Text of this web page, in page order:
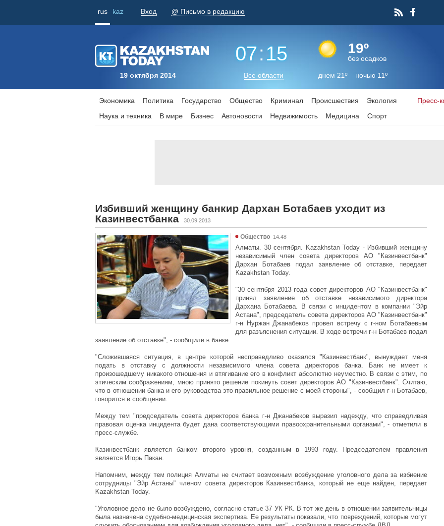
rus kaz Вход @ Письмо в редакцию
19 октября 2014
07: 15
Все области
19º
без осадков
днем 21º ночью 11º
Экономика Политика Государство Общество Криминал Происшествия
Экология
Наука и техника
В мире Бизнес Aвтоновости Недвижимость Медицина Спорт
Пресс-
Избивший женщину банкир Дархан Ботабаев уходит из
Казинвестбанка
30.09.2013
Общество 14:48
Алматы. 30 сентября. Kazakhstan Today - Избивший женщину
независимый член совета директоров АО "Казинвестбанк"
Дархан Ботабаев подал заявление об отставке, передает
Kazakhstan Today.
"30 сентября 2013 года совет директоров АО "Казинвестбанк"
принял заявление об отставке независимого директора
Дархана Ботабаева. В связи с инцидентом в компании "Эйр
Астана", председатель совета директоров АО "Казинвестбанк"
г-н Нуржан Джанабеков провел встречу с г-ном Ботабаевым
для разъяснения ситуации. В ходе встречи г-н Ботабаев подал
заявление об отставке", - сообщили в банке.
"Сложившаяся ситуация, в центре которой несправедливо оказался "Казинвестбанк", вынуждает меня
подать в отставку с должности независимого члена совета директоров банка. Банк не имеет к
произошедшему никакого отношения и втягивание его в конфликт абсолютно неуместно. В связи с этим, по
этическим соображениям, мною принято решение покинуть совет директоров АО "Казинвестбанк". Считаю,
что в отношении банка и его руководства это правильное решение с моей стороны", - сообщил г-н Ботабаев,
говорится в сообщении.
Между тем "председатель совета директоров банка г-н Джанабеков выразил надежду, что справедливая
правовая оценка инцидента будет дана соответствующими правоохранительными органами", - отметили в
пресс-службе.
Казинвестбанк является банком второго уровня, созданным в 1993 году. Председателем правления
является Игорь Пакан.
Напомним, между тем полиция Алматы не считает возможным возбуждение уголовного дела за избиение
сотрудницы "Эйр Астаны" членом совета директоров Казинвестбанка, который не еще найден, передает
Kazakhstan Today.
"Уголовное дело не было возбуждено, согласно статье 37 УК РК. В тот же день в отношении заявительницы
была назначена судебно-медицинская экспертиза. Ее результаты показали, что повреждений, которые могут